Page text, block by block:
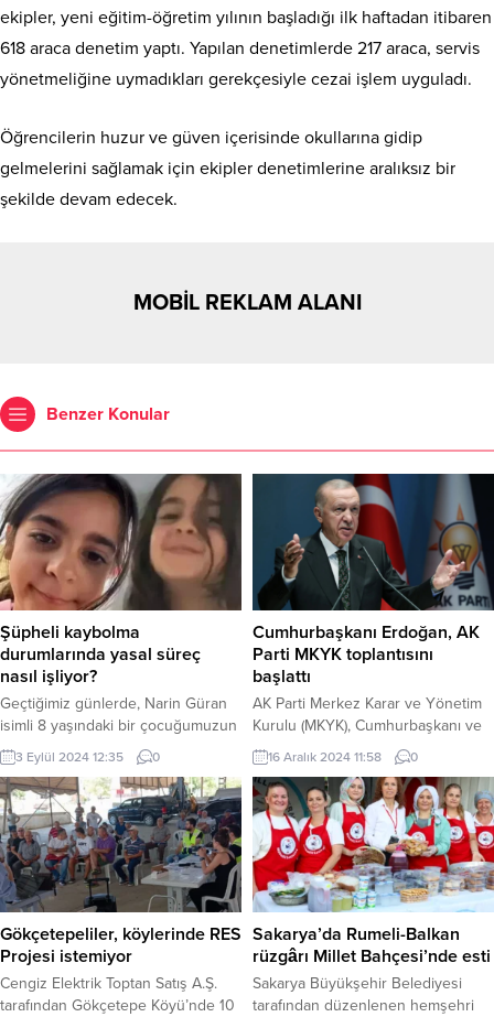
ekipler, yeni eğitim-öğretim yılının başladığı ilk haftadan itibaren
618 araca denetim yaptı. Yapılan denetimlerde 217 araca, servis
yönetmeliğine uymadıkları gerekçesiyle cezai işlem uyguladı.
Öğrencilerin huzur ve güven içerisinde okullarına gidip
gelmelerini sağlamak için ekipler denetimlerine aralıksız bir
şekilde devam edecek.
MOBİL REKLAM ALANI
Benzer Konular
Şüpheli kaybolma
durumlarında yasal süreç
nasıl işliyor?
Geçtiğimiz günlerde, Narin Güran
isimli 8 yaşındaki bir çocuğumuzun
kaybolması, ülke genelinde büyük
yankı uyandırdı. Peki kaybolma
vakalarının ardından neler
yaşanıyor ve yasal süreç nasıl
işliyor? BURSA (İGFA) – Geçtiğimiz
günlerde Diyarbakır’da kaybolan ve
günlerdir bulunamayan 8 yaşındaki
Narin Güran, Türkiye’nin en içten
duası haline geldi. Gürhan’ın
akrabalarının çelişen ifadeleri...
3 Eylül 2024 12:35 0
Cumhurbaşkanı Erdoğan, AK
Parti MKYK toplantısını
başlattı
AK Parti Merkez Karar ve Yönetim
Kurulu (MKYK), Cumhurbaşkanı ve
AK Parti Genel Başkanı Recep
Tayyip Erdoğan başkanlığında
toplandı. Toplantı, AK Parti
Konferans Salonu’nda basına kapalı
olarak saat 14.10’da başladı. 16
Aralık 2024, 14:48 yayınlandı
ANKARA-BHA AK Parti...
16 Aralık 2024 11:58 0
Gökçetepeliler, köylerinde RES
Projesi istemiyor
Cengiz Elektrik Toptan Satış A.Ş.
tarafından Gökçetepe Köyü’nde 10
Sakarya’da Rumeli-Balkan
rüzgârı Millet Bahçesi’nde esti
Sakarya Büyükşehir Belediyesi
tarafından düzenlenen hemşehri